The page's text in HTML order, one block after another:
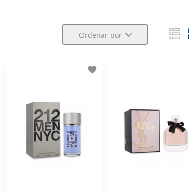
Ordenar por
favorite